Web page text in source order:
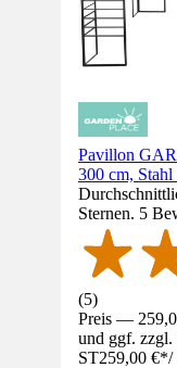
Pavillon
300 cm,
Sternen. 5
(5)
Preis —
und ggf. zzgl.
ST259,00 €*/